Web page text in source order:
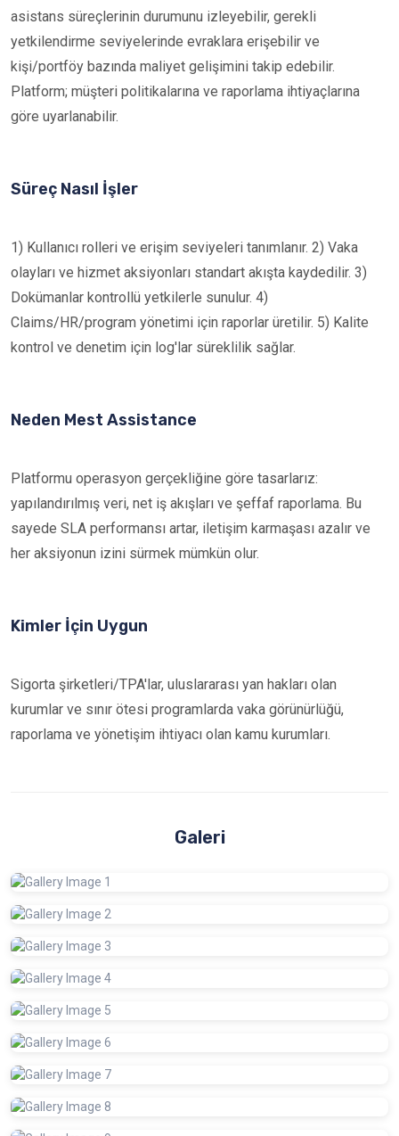
asistans süreçlerinin durumunu izleyebilir, gerekli
yetkilendirme seviyelerinde evraklara erişebilir ve
kişi/portföy bazında maliyet gelişimini takip edebilir.
Platform; müşteri politikalarına ve raporlama ihtiyaçlarına
göre uyarlanabilir.
Süreç Nasıl İşler
1) Kullanıcı rolleri ve erişim seviyeleri tanımlanır. 2) Vaka
olayları ve hizmet aksiyonları standart akışta kaydedilir. 3)
Dokümanlar kontrollü yetkilerle sunulur. 4)
Claims/HR/program yönetimi için raporlar üretilir. 5) Kalite
kontrol ve denetim için log'lar süreklilik sağlar.
Neden Mest Assistance
Platformu operasyon gerçekliğine göre tasarlarız:
yapılandırılmış veri, net iş akışları ve şeffaf raporlama. Bu
sayede SLA performansı artar, iletişim karmaşası azalır ve
her aksiyonun izini sürmek mümkün olur.
Kimler İçin Uygun
Sigorta şirketleri/TPA'lar, uluslararası yan hakları olan
kurumlar ve sınır ötesi programlarda vaka görünürlüğü,
raporlama ve yönetişim ihtiyacı olan kamu kurumları.
Galeri